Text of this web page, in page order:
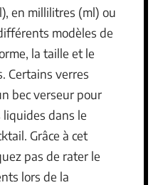
en millilitres (ml) ou
modèles de
la taille et le
Certains verres
bec verseur pour
dans le
Grâce à cet
pas de rater le
lors de la